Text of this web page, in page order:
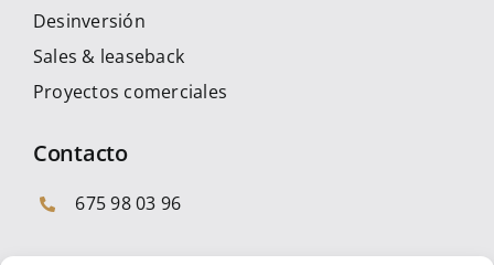
Desinversión
Sales & leaseback
Proyectos comerciales
Contacto
675 98 03 96